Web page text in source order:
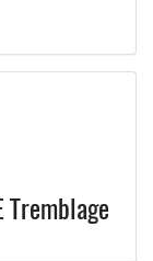
Tremblage